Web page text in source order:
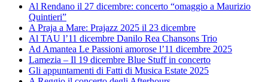
Al Rendano il 27 dicembre: concerto “omaggio a Maurizio
Quintieri”
A Praja a Mare: Prajazz 2025 il 23 dicembre
Al TAU l’11 dicembre Danilo Rea Chansons Trio
Ad Amantea Le Passioni amorose l’11 dicembre 2025
Lamezia – Il 19 dicembre Blue Stuff in concerto
Gli appuntamenti di Fatti di Musica Estate 2025